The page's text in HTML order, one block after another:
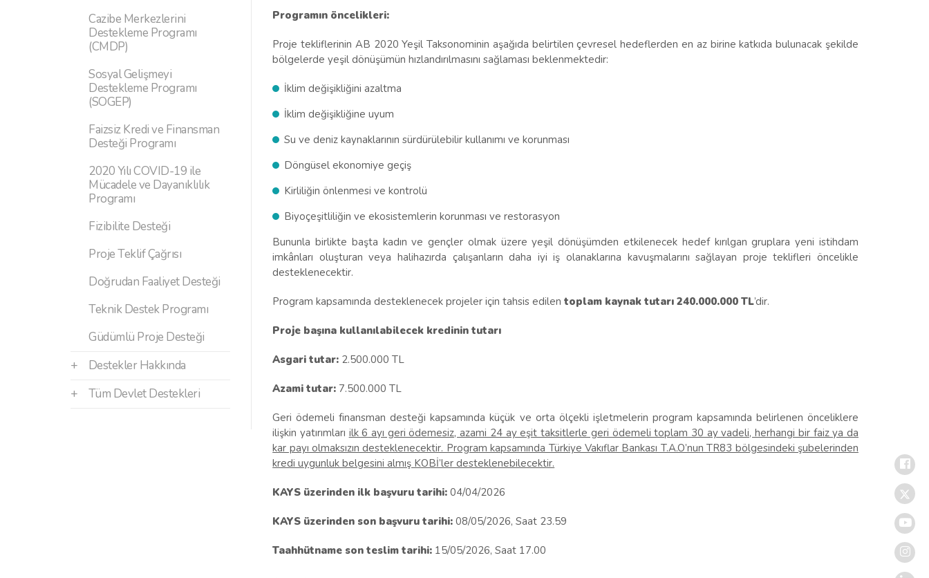
Cazibe Merkezlerini
Destekleme Programı
(CMDP)
Sosyal Gelişmeyi
Destekleme Programı
(SOGEP)
Faizsiz Kredi ve Finansman
Desteği Programı
2020 Yılı COVID-19 ile
Mücadele ve Dayanıklılık
Programı
Fizibilite Desteği
Proje Teklif Çağrısı
Doğrudan Faaliyet Desteği
Teknik Destek Programı
Güdümlü Proje Desteği
+
Destekler Hakkında
+
Tüm Devlet Destekleri
Programın öncelikleri:
Proje tekliflerinin AB 2020 Yeşil Taksonominin aşağıda belirtilen çevresel hedeflerden en az birine katkıda bulunacak şekilde
bölgelerde yeşil dönüşümün hızlandırılmasını sağlaması beklenmektedir:
İklim değişikliğini azaltma
İklim değişikliğine uyum
Su ve deniz kaynaklarının sürdürülebilir kullanımı ve korunması
Döngüsel ekonomiye geçiş
Kirliliğin önlenmesi ve kontrolü
Biyoçeşitliliğin ve ekosistemlerin korunması ve restorasyon
Bununla birlikte başta kadın ve gençler olmak üzere yeşil dönüşümden etkilenecek hedef kırılgan gruplara yeni istihdam
imkânları oluşturan veya halihazırda çalışanların daha iyi iş olanaklarına kavuşmalarını sağlayan proje teklifleri öncelikle
desteklenecektir.
Program kapsamında desteklenecek projeler için tahsis edilentoplam kaynak tutarı 240.000.000 TL’dir.
Proje başına kullanılabilecek kredinin tutarı
Asgari tutar: 2.500.000 TL
Azami tutar: 7.500.000 TL
Geri ödemeli finansman desteği kapsamında küçük ve orta ölçekli işletmelerin program kapsamında belirlenen önceliklere
ilişkin yatırımları ilk 6 ayı geri ödemesiz, azami 24 ay eşit taksitlerle geri ödemeli toplam 30 ay vadeli, herhangi bir faiz ya da
kar payı olmaksızın desteklenecektir. Program kapsamında Türkiye Vakıflar Bankası T.A.O’nun TR83 bölgesindeki şubelerinden
kredi uygunluk belgesini almış KOBİ’ler desteklenebilecektir.
KAYS üzerinden ilk başvuru tarihi: 04/04/2026
KAYS üzerinden son başvuru tarihi: 08/05/2026, Saat 23.59
Taahhütname son teslim tarihi: 15/05/2026, Saat 17.00